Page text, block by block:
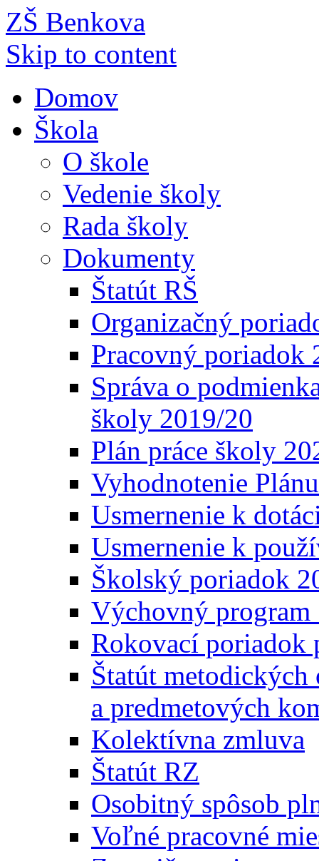
ZŠ Benkova
Skip to content
Domov
Škola
O škole
Vedenie školy
Rada školy
Dokumenty
Štatút RŠ
Organizačný
Pracovný poriadok
Správa o
školy 2019/20
Plán práce školy
Vyhodnotenie
Usmernenie k
Usmernenie k
Školský poriadok
Výchovný
Rokovací poriadok
Štatút
a predmetových
Kolektívna zmluva
Štatút RZ
Osobitný spôsob
Voľné pracovné